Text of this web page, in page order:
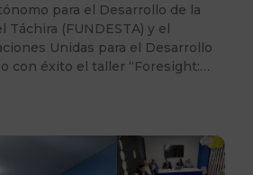
para el Desarrollo de la
Táchira (FUNDESTA) y el
Unidas para el Desarrollo
con éxito el taller “Foresight:…